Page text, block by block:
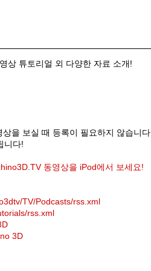
상 튜토리얼 외 다양한 자료 소개!
을 보실 때 등록이 필요하지 않습니다.
니다!
동영상을 iPod에서 보세요!
TV/Podcasts/rss.xml
rss.xml
3D